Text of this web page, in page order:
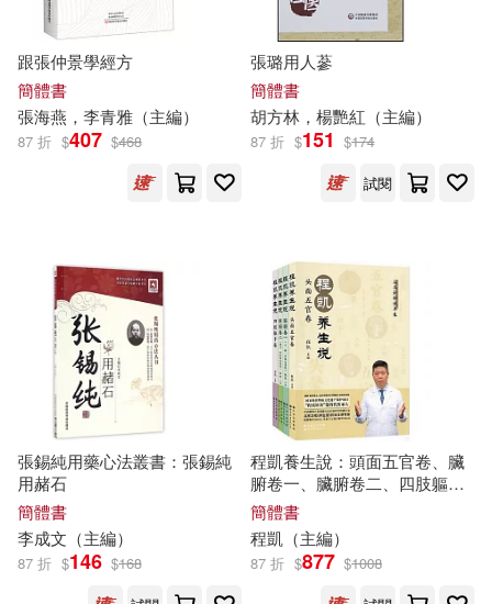
餐廚生活(185) 電子票證(3)
鞋包配件(132) 票券(56)
寵物生活(300)
電子書閱讀器(6)
電子書(1580) 有聲書(140)
張國見（主編）(44)
張秋生(44) AI-PROJECT(42)
賈德江(37)
ケイ・エム・プロデュース(34)
張宇（主編）(34)
張銀合（主編）(30)
ENJOY美術創意編輯部(29)
張之路(28)
社會科學文獻出版社(356)
科學出版社(309)
Universal(304)
慕客館(279)
海洋出版社(262)
SECRET MUSIC(229)
大連海事大學出版社(209)
人民出版社(202)
(可複選)
可超商取貨(22061)
可海外宅配(21700)
可港澳店取(20912)
可新加坡店取(20177)
可菲律賓店取(21035)
跟張仲景學經方
簡體書
張海燕，李青雅（主編）
87 折 $407 $468
張璐用人蔘
簡體書
胡方林，楊艷紅（主編）
87 折 $151 $174
試閱
張錫純用藥心法叢書：張錫純
用赭石
簡體書
李成文（主編）
87 折 $146 $168
程凱養生說：頭面五官卷、臟
腑卷一、臟腑卷二、四肢軀幹
卷(全4冊)
簡體書
程凱（主編）
87 折 $877 $1008